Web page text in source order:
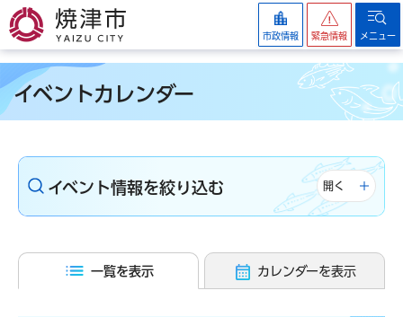
焼津市
市政情報 緊急情報 メニュー
イベントカレンダー
イベント情報を絞り込む 開く
一覧を表示 カレンダーを表示